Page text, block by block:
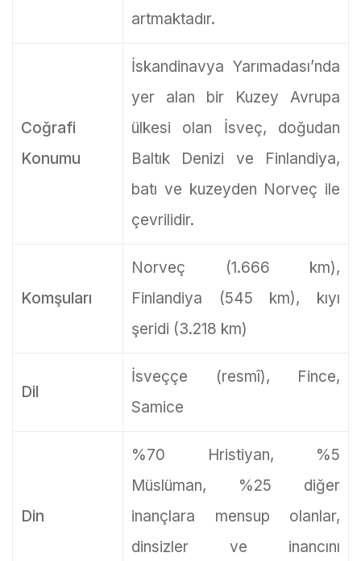
artmaktadır.
Coğrafi
Konumu
İskandinavya Yarımadası’nda
yer alan bir Kuzey Avrupa
ülkesi olan İsveç, doğudan
Baltık Denizi ve Finlandiya,
batı ve kuzeyden Norveç ile
çevrilidir.
Komşuları
Norveç (1.666 km),
Finlandiya (545 km), kıyı
şeridi (3.218 km)
Dil
İsveççe (resmî), Fince,
Samice
Din
%70 Hristiyan, %5
Müslüman, %25 diğer
inançlara mensup olanlar,
dinsizler ve inancını